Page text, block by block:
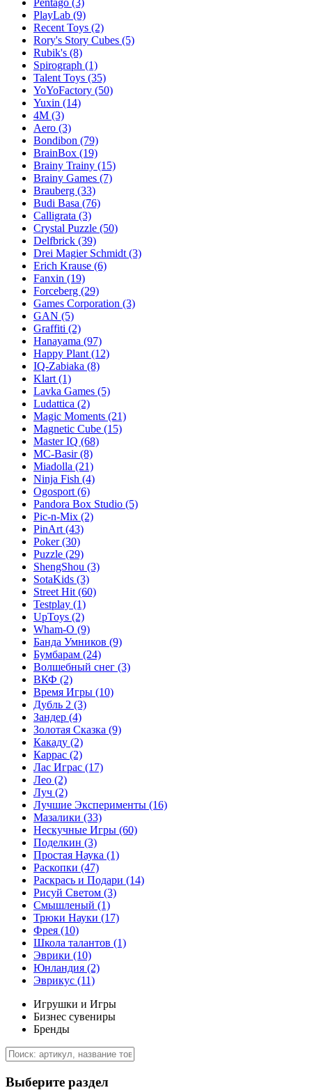
Pentago (3)
PlayLab (9)
Recent Toys (2)
Rory's Story Cubes (5)
Rubik's (8)
Spirograph (1)
Talent Toys (35)
YoYoFactory (50)
Yuxin (14)
4M (3)
Aero (3)
Bondibon (79)
BrainBox (19)
Brainy Trainy (15)
Brainy Games (7)
Brauberg (33)
Budi Basa (76)
Calligrata (3)
Crystal Puzzle (50)
Delfbrick (39)
Drei Magier Schmidt (3)
Erich Krause (6)
Fanxin (19)
Forceberg (29)
Games Corporation (3)
GAN (5)
Graffiti (2)
Hanayama (97)
Happy Plant (12)
IQ-Zabiaka (8)
Klart (1)
Lavka Games (5)
Ludattica (2)
Magic Moments (21)
Magnetic Cube (15)
Master IQ (68)
MC-Basir(8)
Miadolla (21)
Ninja Fish (4)
Ogosport (6)
Pandora Box Studio (5)
Pic-n-Mix (2)
PinArt (43)
Poker(30)
Puzzle (29)
ShengShou (3)
SotaKids (3)
Street Hit (60)
Testplay (1)
UpToys (2)
Wham-O (9)
Банда Умников (9)
Бумбарам (24)
Волшебный снег (3)
ВКФ (2)
Время Игры (10)
Дубль 2 (3)
Зандер (4)
Золотая Сказка (9)
Какаду (2)
Каррас (2)
Лас Играс (17)
Лео (2)
Луч (2)
Лучшие Эксперименты (16)
Мазалики (33)
Нескучные Игры (60)
Поделкин (3)
Простая Наука (1)
Раскопки (47)
Раскрась и Подари (14)
Рисуй Светом (3)
Смышленый (1)
Трюки Науки (17)
Фрея (10)
Школа талантов (1)
Эврики (10)
Юнландия (2)
Эврикус (11)
Игрушки и Игры
Бизнес сувениры
Бренды
Выберите раздел